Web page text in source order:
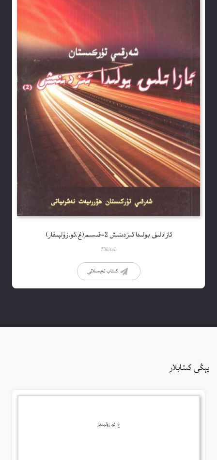
ئازادلىق يولىدا ئىزدىنىش 2-قىسىم(غ.ئو.زۇلپىقار)
Elkitab
كىتاب تەپسىلاتى
يېڭى كىتابلار